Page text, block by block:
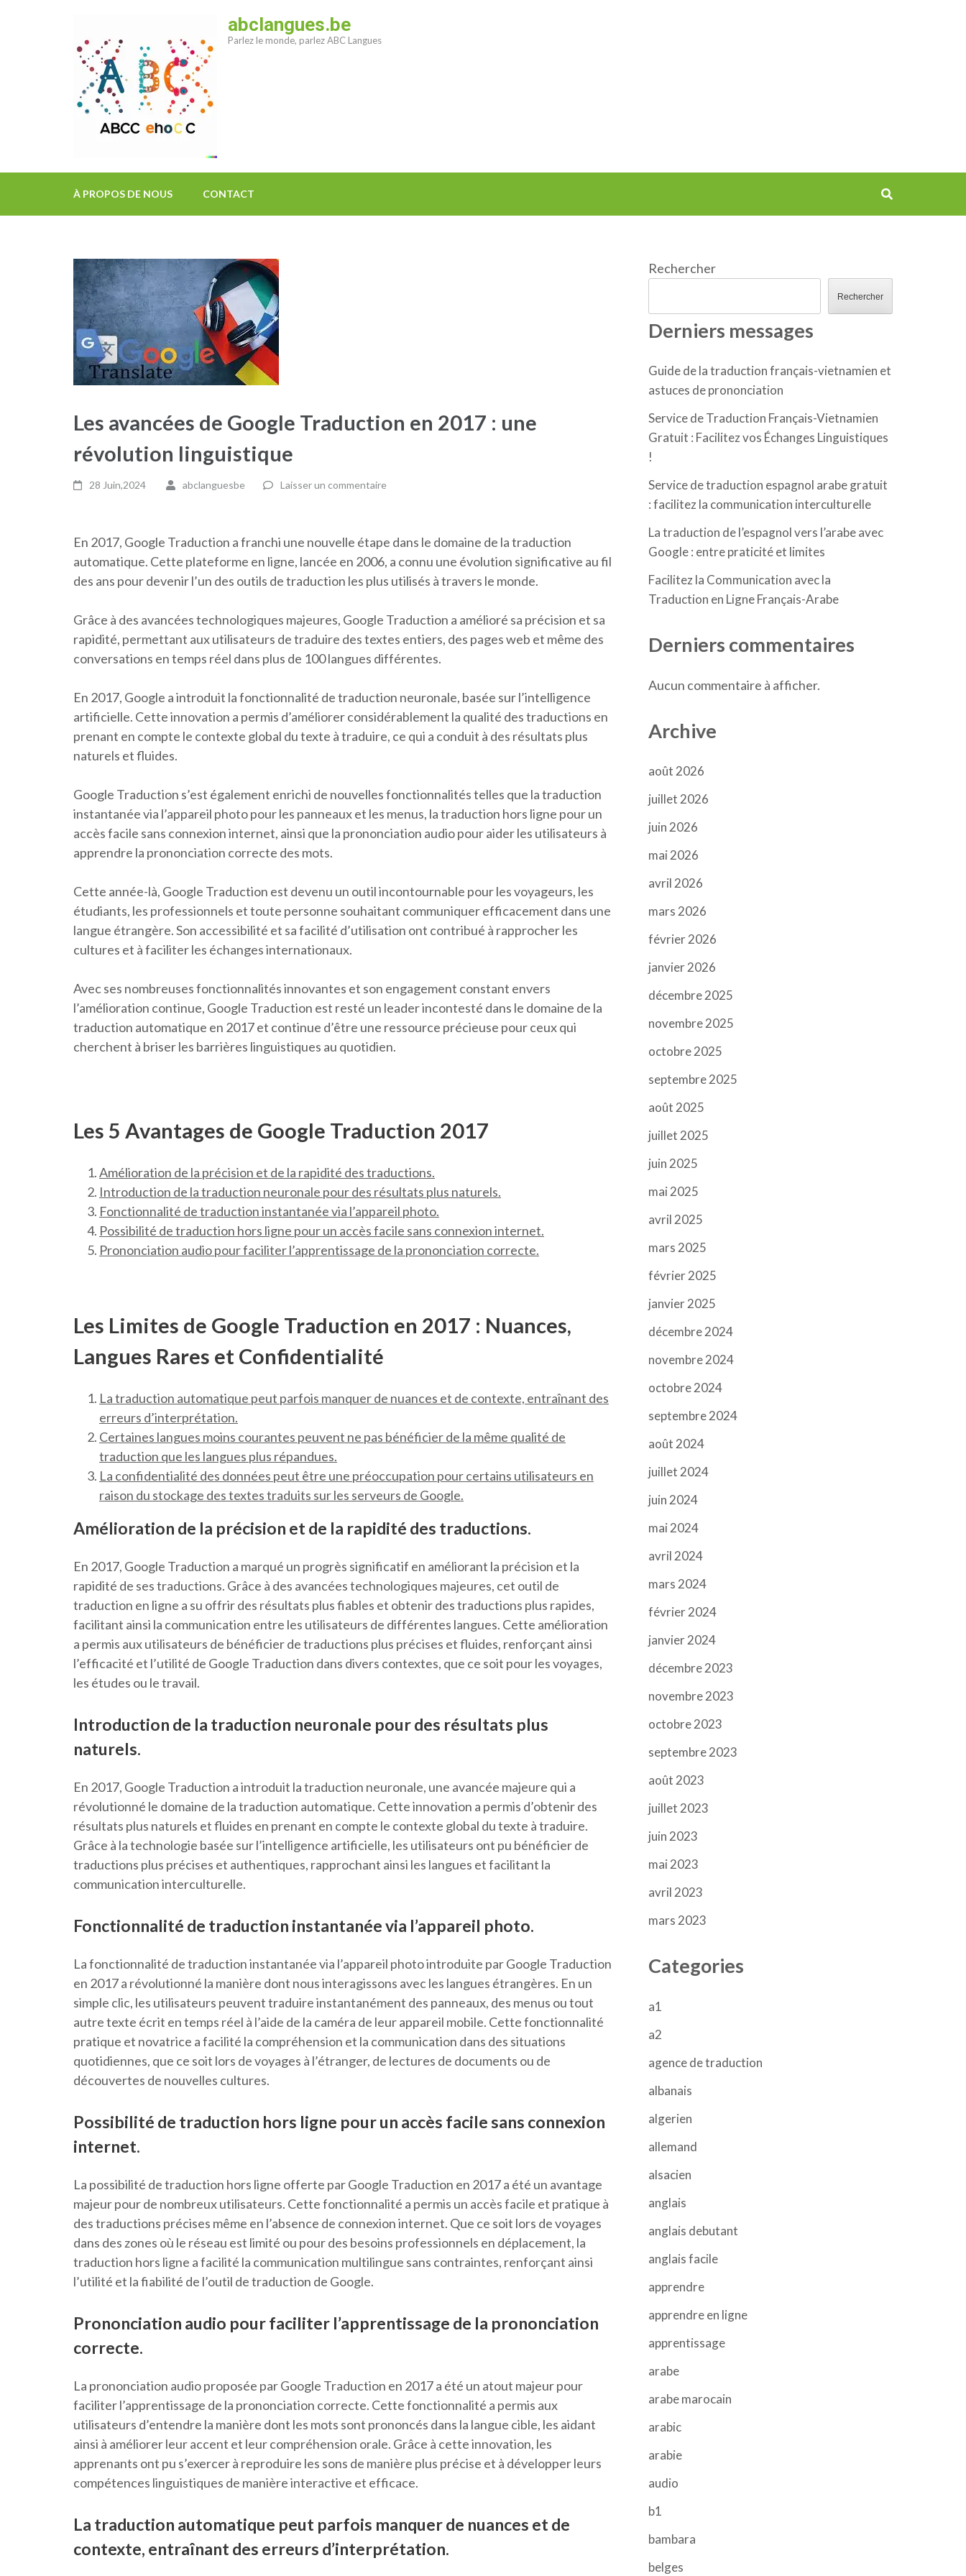
abclangues.be
Parlez le monde, parlez ABC Langues
À PROPOS DE NOUS CONTACT
Les avancées de Google Traduction en 2017 : une
révolution linguistique
28 Juin,2024 abclanguesbe Laisser un commentaire
En 2017, Google Traduction a franchi une nouvelle étape dans le domaine de la traduction
automatique. Cette plateforme en ligne, lancée en 2006, a connu une évolution significative au fil
des ans pour devenir l’un des outils de traduction les plus utilisés à travers le monde.
Grâce à des avancées technologiques majeures, Google Traduction a amélioré sa précision et sa
rapidité, permettant aux utilisateurs de traduire des textes entiers, des pages web et même des
conversations en temps réel dans plus de 100 langues différentes.
En 2017, Google a introduit la fonctionnalité de traduction neuronale, basée sur l’intelligence
artificielle. Cette innovation a permis d’améliorer considérablement la qualité des traductions en
prenant en compte le contexte global du texte à traduire, ce qui a conduit à des résultats plus
naturels et fluides.
Google Traduction s’est également enrichi de nouvelles fonctionnalités telles que la traduction
instantanée via l’appareil photo pour les panneaux et les menus, la traduction hors ligne pour un
accès facile sans connexion internet, ainsi que la prononciation audio pour aider les utilisateurs à
apprendre la prononciation correcte des mots.
Cette année-là, Google Traduction est devenu un outil incontournable pour les voyageurs, les
étudiants, les professionnels et toute personne souhaitant communiquer efficacement dans une
langue étrangère. Son accessibilité et sa facilité d’utilisation ont contribué à rapprocher les
cultures et à faciliter les échanges internationaux.
Avec ses nombreuses fonctionnalités innovantes et son engagement constant envers
l’amélioration continue, Google Traduction est resté un leader incontesté dans le domaine de la
traduction automatique en 2017 et continue d’être une ressource précieuse pour ceux qui
cherchent à briser les barrières linguistiques au quotidien.
Les 5 Avantages de Google Traduction 2017
Amélioration de la précision et de la rapidité des traductions.
Introduction de la traduction neuronale pour des résultats plus naturels.
Fonctionnalité de traduction instantanée via l’appareil photo.
Possibilité de traduction hors ligne pour un accès facile sans connexion internet.
Prononciation audio pour faciliter l’apprentissage de la prononciation correcte.
Les Limites de Google Traduction en 2017 : Nuances,
Langues Rares et Confidentialité
La traduction automatique peut parfois manquer de nuances et de contexte, entraînant des
erreurs d’interprétation.
Certaines langues moins courantes peuvent ne pas bénéficier de la même qualité de
traduction que les langues plus répandues.
La confidentialité des données peut être une préoccupation pour certains utilisateurs en
raison du stockage des textes traduits sur les serveurs de Google.
Amélioration de la précision et de la rapidité des traductions.
En 2017, Google Traduction a marqué un progrès significatif en améliorant la précision et la
rapidité de ses traductions. Grâce à des avancées technologiques majeures, cet outil de
traduction en ligne a su offrir des résultats plus fiables et obtenir des traductions plus rapides,
facilitant ainsi la communication entre les utilisateurs de différentes langues. Cette amélioration
a permis aux utilisateurs de bénéficier de traductions plus précises et fluides, renforçant ainsi
l’efficacité et l’utilité de Google Traduction dans divers contextes, que ce soit pour les voyages,
les études ou le travail.
Introduction de la traduction neuronale pour des résultats plus
naturels.
En 2017, Google Traduction a introduit la traduction neuronale, une avancée majeure qui a
révolutionné le domaine de la traduction automatique. Cette innovation a permis d’obtenir des
résultats plus naturels et fluides en prenant en compte le contexte global du texte à traduire.
Grâce à la technologie basée sur l’intelligence artificielle, les utilisateurs ont pu bénéficier de
traductions plus précises et authentiques, rapprochant ainsi les langues et facilitant la
communication interculturelle.
Fonctionnalité de traduction instantanée via l’appareil photo.
La fonctionnalité de traduction instantanée via l’appareil photo introduite par Google Traduction
en 2017 a révolutionné la manière dont nous interagissons avec les langues étrangères. En un
simple clic, les utilisateurs peuvent traduire instantanément des panneaux, des menus ou tout
autre texte écrit en temps réel à l’aide de la caméra de leur appareil mobile. Cette fonctionnalité
pratique et novatrice a facilité la compréhension et la communication dans des situations
quotidiennes, que ce soit lors de voyages à l’étranger, de lectures de documents ou de
découvertes de nouvelles cultures.
Possibilité de traduction hors ligne pour un accès facile sans connexion
internet.
La possibilité de traduction hors ligne offerte par Google Traduction en 2017 a été un avantage
majeur pour de nombreux utilisateurs. Cette fonctionnalité a permis un accès facile et pratique à
des traductions précises même en l’absence de connexion internet. Que ce soit lors de voyages
dans des zones où le réseau est limité ou pour des besoins professionnels en déplacement, la
traduction hors ligne a facilité la communication multilingue sans contraintes, renforçant ainsi
l’utilité et la fiabilité de l’outil de traduction de Google.
Prononciation audio pour faciliter l’apprentissage de la prononciation
correcte.
La prononciation audio proposée par Google Traduction en 2017 a été un atout majeur pour
faciliter l’apprentissage de la prononciation correcte. Cette fonctionnalité a permis aux
utilisateurs d’entendre la manière dont les mots sont prononcés dans la langue cible, les aidant
ainsi à améliorer leur accent et leur compréhension orale. Grâce à cette innovation, les
apprenants ont pu s’exercer à reproduire les sons de manière plus précise et à développer leurs
compétences linguistiques de manière interactive et efficace.
La traduction automatique peut parfois manquer de nuances et de
contexte, entraînant des erreurs d’interprétation.
Rechercher
Rechercher
Derniers messages
Guide de la traduction français-vietnamien et
astuces de prononciation
Service de Traduction Français-Vietnamien
Gratuit : Facilitez vos Échanges Linguistiques
!
Service de traduction espagnol arabe gratuit
: facilitez la communication interculturelle
La traduction de l’espagnol vers l’arabe avec
Google : entre praticité et limites
Facilitez la Communication avec la
Traduction en Ligne Français-Arabe
Derniers commentaires
Aucun commentaire à afficher.
Archive
août 2026
juillet 2026
juin 2026
mai 2026
avril 2026
mars 2026
février 2026
janvier 2026
décembre 2025
novembre 2025
octobre 2025
septembre 2025
août 2025
juillet 2025
juin 2025
mai 2025
avril 2025
mars 2025
février 2025
janvier 2025
décembre 2024
novembre 2024
octobre 2024
septembre 2024
août 2024
juillet 2024
juin 2024
mai 2024
avril 2024
mars 2024
février 2024
janvier 2024
décembre 2023
novembre 2023
octobre 2023
septembre 2023
août 2023
juillet 2023
juin 2023
mai 2023
avril 2023
mars 2023
Categories
a1
a2
agence de traduction
albanais
algerien
allemand
alsacien
anglais
anglais debutant
anglais facile
apprendre
apprendre en ligne
apprentissage
arabe
arabe marocain
arabic
arabie
audio
b1
bambara
belges